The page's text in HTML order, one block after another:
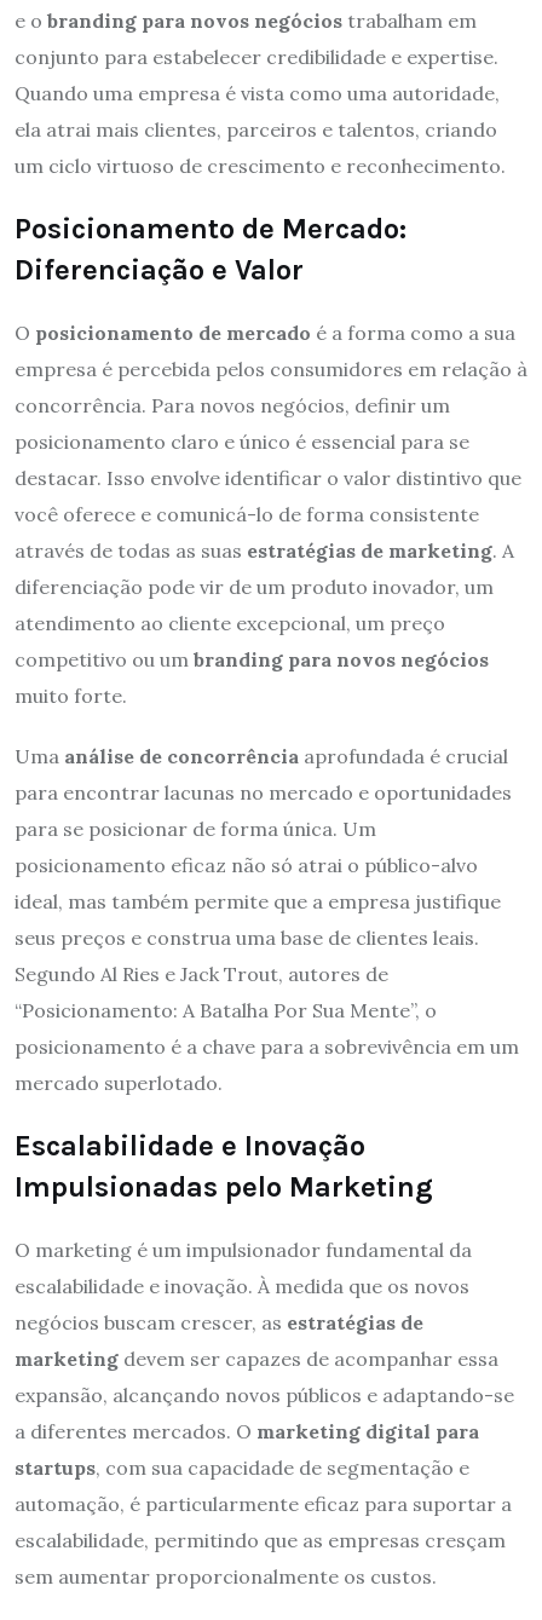
e o branding para novos negócios trabalham em
conjunto para estabelecer credibilidade e expertise.
Quando uma empresa é vista como uma autoridade,
ela atrai mais clientes, parceiros e talentos, criando
um ciclo virtuoso de crescimento e reconhecimento.
Posicionamento de Mercado:
Diferenciação e Valor
O posicionamento de mercado é a forma como a sua
empresa é percebida pelos consumidores em relação à
concorrência. Para novos negócios, definir um
posicionamento claro e único é essencial para se
destacar. Isso envolve identificar o valor distintivo que
você oferece e comunicá-lo de forma consistente
através de todas as suas estratégias de marketing. A
diferenciação pode vir de um produto inovador, um
atendimento ao cliente excepcional, um preço
competitivo ou um branding para novos negócios
muito forte.
Uma análise de concorrência aprofundada é crucial
para encontrar lacunas no mercado e oportunidades
para se posicionar de forma única. Um
posicionamento eficaz não só atrai o público-alvo
ideal, mas também permite que a empresa justifique
seus preços e construa uma base de clientes leais.
Segundo Al Ries e Jack Trout, autores de
“Posicionamento: A Batalha Por Sua Mente”, o
posicionamento é a chave para a sobrevivência em um
mercado superlotado.
Escalabilidade e Inovação
Impulsionadas pelo Marketing
O marketing é um impulsionador fundamental da
escalabilidade e inovação. À medida que os novos
negócios buscam crescer, as estratégias de
marketing devem ser capazes de acompanhar essa
expansão, alcançando novos públicos e adaptando-se
a diferentes mercados. O marketing digital para
startups, com sua capacidade de segmentação e
automação, é particularmente eficaz para suportar a
escalabilidade, permitindo que as empresas cresçam
sem aumentar proporcionalmente os custos.